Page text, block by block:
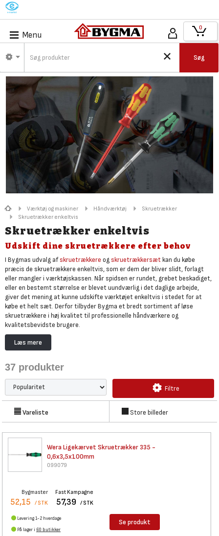
M
Menu
Søg
0
Værktøj og maskiner Håndværktøj
Skruetrækker
Skruetrækker enkeltvis
Skruetrækker enkeltvis
Udskift dine skruetrækkere efter behov
I Bygmas udvalg afskruetrækkere og skruetrækkersætkan du købe
præcis de skruetrækkere enkeltvis, som er dem der bliver slidt, forlagt
eller mangler i værktøjskassen. Når spidsen er rundet, grebet beskadiget,
eller en bestemt størrelse er blevet uundværlig i det daglige arbejde,
giver det mening at kunne udskifte værktøjet enkeltvis i stedet for at
købe et helt sæt. Derfor tilbyder Bygma et bredt sortiment af løse
skruetrækkere i høj kvalitet til professionelle håndværkere og
kvalitetsbevidste brugere.
Udvalget omfatter klassiske kærvskruetrækkere, Phillips, Pozidriv og Torx
i flere længder og dimensioner, så du kan sammensætte eller vedligeholde
du polsøgere til hurtig og sikker spændingskontrol samt isolerede
sikkerhed og korrekt værktøj er afgørende.
Læs mere
37 produkter
Filtre
Vareliste Store billeder
Wera Ligekærvet Skruetrækker335 -
0,6x3,5x100mm
099079
Bygmaster
52,15 / STK
Fast Kampagne
57,39 / STK
Levering 1-2 hverdage
På lager i 60 butikker
Se produkt